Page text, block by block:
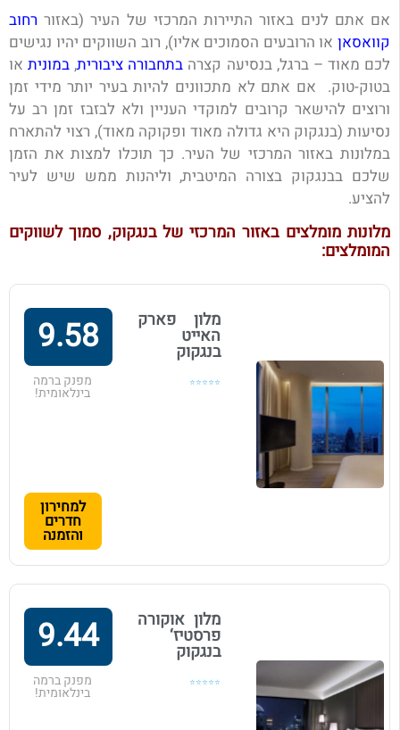
אם אתם לנים באזור התיירות המרכזי של העיר (באזור רחוב
קוואסאן או הרובעים הסמוכים אליו), רוב השווקים יהיו נגישים
לכם מאוד – ברגל, בנסיעה קצרה בתחבורה ציבורית, במוניתאו
בטוק-טוק. אם אתם לא מתכוונים להיות בעיר יותר מידי זמן
ורוצים להישאר קרובים למוקדי העניין ולא לבזבז זמן רב על
נסיעות (בנגקוק היא גדולה מאוד ופקוקה מאוד), רצוי להתארח
במלונות באזור המרכזי של העיר. כך תוכלו למצות את הזמן
שלכם בבנגקוק בצורה המיטבית, וליהנות ממש שיש לעיר
להציע.
מלונות מומלצים באזור המרכזי של בנגקוק, סמוך לשווקים
המומלצים:
מלון פארק
האייט
בנגקוק
⭐⭐⭐⭐⭐
9.58
מפנק ברמה
בינלאומית!
למחירון
חדרים
והזמנה
מלון אוקורה
פרסטיז‘
בנגקוק
⭐⭐⭐⭐⭐
9.44
מפנק ברמה
בינלאומית!